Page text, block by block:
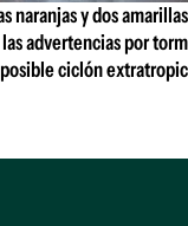
naranjas y dos
advertencias por
ciclón